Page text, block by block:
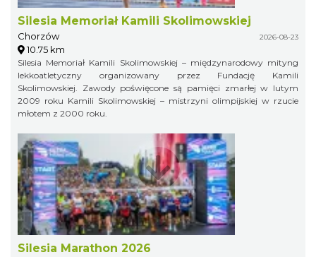
Silesia Memoriał Kamili Skolimowskiej
Chorzów 2026-08-23
10.75 km
Silesia Memoriał Kamili Skolimowskiej – międzynarodowy mityng
lekkoatletyczny organizowany przez Fundację Kamili
Skolimowskiej. Zawody poświęcone są pamięci zmarłej w lutym
2009 roku Kamili Skolimowskiej – mistrzyni olimpijskiej w rzucie
młotem z 2000 roku.
Silesia Marathon 2026